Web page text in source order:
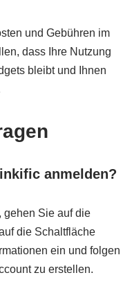
und Gebühren im
dass Ihre Nutzung
bleibt und Ihnen
anmelden?
gehen Sie auf die
die Schaltfläche
ein und folgen
zu erstellen.